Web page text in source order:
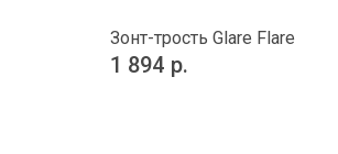
Зонт-трость Glare Flare
1 894 р.